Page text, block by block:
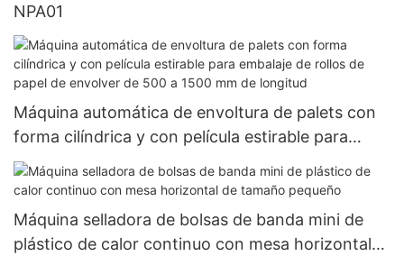
NPA01
Máquina automática de envoltura de palets con
forma cilíndrica y con película estirable para
embalaje de rollos de papel de envolver de 500 a
1500 mm de longitud
Máquina selladora de bolsas de banda mini de
plástico de calor continuo con mesa horizontal